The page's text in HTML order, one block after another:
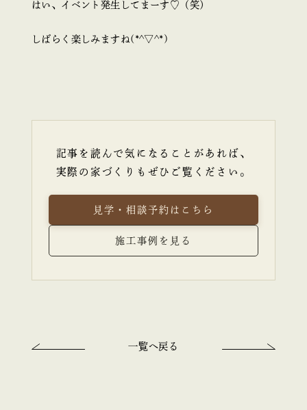
はい、イベント発生してまーす♡（笑）
しばらく楽しみますね(*^▽^*)
記事を読んで気になることがあれば、
実際の家づくりもぜひご覧ください。
見学・相談予約はこちら
施工事例を見る
一覧へ戻る